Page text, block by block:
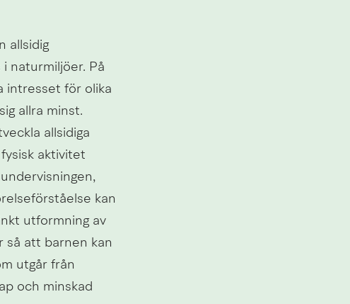
allsidig
naturmiljöer. På
intresset för olika
allra minst.
allsidiga
aktivitet
kan
utformning av
så att barnen kan
utgår från
och minskad